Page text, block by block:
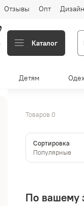
Отзывы Опт
Каталог
Детям
Товаров 0
Сортировка
По вашему